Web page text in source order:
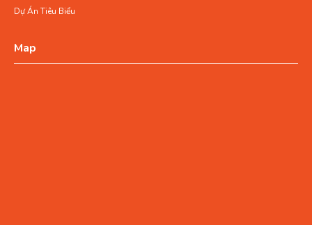
Dự Án Tiêu Biểu
Map